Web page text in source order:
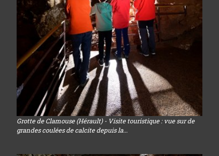
Grotte de Clamouse (Hérault) - Visite touristique : vue sur de
grandes coulées de calcite depuis la...